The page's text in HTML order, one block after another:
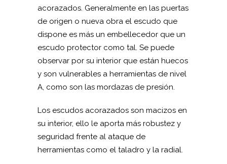
acorazados. Generalmente en las puertas
de origen o nueva obra el escudo que
dispone es más un embellecedor que un
escudo protector como tal. Se puede
observar por su interior que están huecos
y son vulnerables a herramientas de nivel
A, como son las mordazas de presión.
Los escudos acorazados son macizos en
su interior, ello le aporta más robustez y
seguridad frente al ataque de
herramientas como el taladro y la radial.